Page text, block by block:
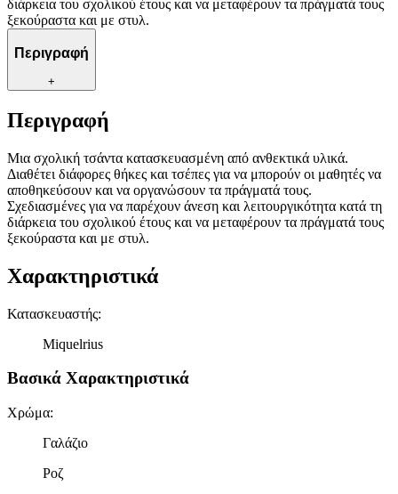
διάρκεια του σχολικού έτους και να μεταφέρουν τα πράγματά τους
ξεκούραστα και με στυλ.
Περιγραφή
+
Περιγραφή
Μια σχολική τσάντα κατασκευασμένη από ανθεκτικά υλικά.
Διαθέτει διάφορες θήκες και τσέπες για να μπορούν οι μαθητές να
αποθηκεύσουν και να οργανώσουν τα πράγματά τους.
Σχεδιασμένες για να παρέχουν άνεση και λειτουργικότητα κατά τη
διάρκεια του σχολικού έτους και να μεταφέρουν τα πράγματά τους
ξεκούραστα και με στυλ.
Χαρακτηριστικά
Κατασκευαστής:
Miquelrius
Βασικά Χαρακτηριστικά
Χρώμα:
Γαλάζιο
Ροζ